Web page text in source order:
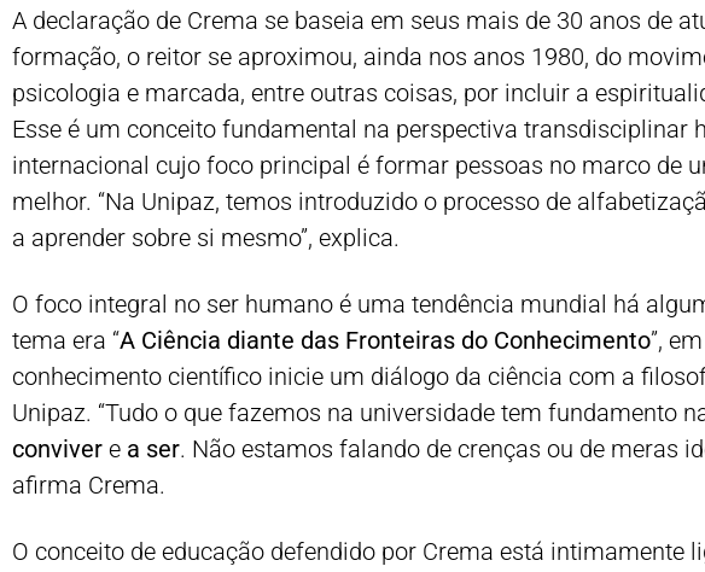
A declaração de Crema se baseia em seus mais de 30 anos de
formação, o reitor se aproximou, ainda nos anos 1980, do
psicologia e marcada, entre outras coisas, por incluir a
Esse é um conceito fundamental na perspectiva
internacional cujo foco principal é formar pessoas no marco de
melhor. “Na Unipaz, temos introduzido o processo de
a aprender sobre si mesmo”, explica.
O foco integral no ser humano é uma tendência mundial há
tema era “A Ciência diante das Fronteiras do Conhecimento”,
conhecimento científico inicie um diálogo da ciência com a
Unipaz. “Tudo o que fazemos na universidade tem fundamento
conviver e a ser. Não estamos falando de crenças ou de meras
afirma Crema.
O conceito de educação defendido por Crema está